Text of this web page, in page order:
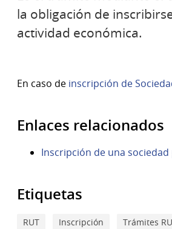
la obligación de
actividad económica.
En caso de inscripción de
Enlaces relacionados
Inscripción de una
Etiquetas
RUT Inscripción Trámites